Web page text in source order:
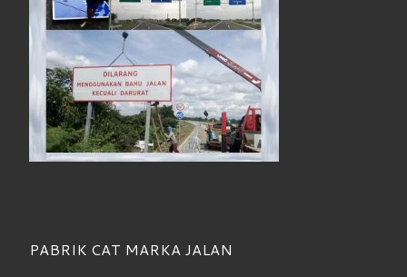
PABRIK CAT MARKA JALAN